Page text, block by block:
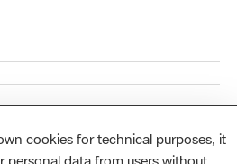
cookies for technical purposes, it
personal data from users without